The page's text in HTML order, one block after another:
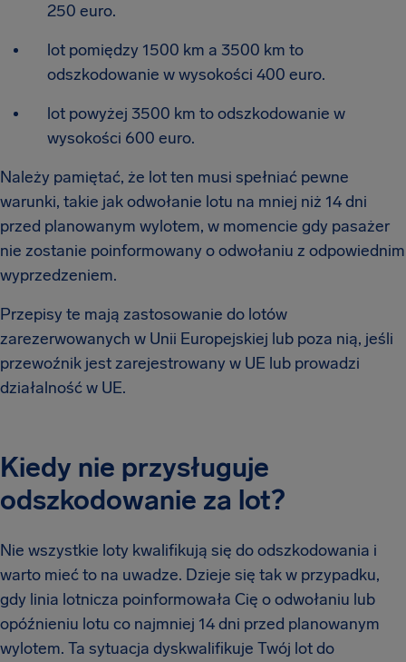
250 euro.
lot pomiędzy 1500 km a 3500 km to
odszkodowanie w wysokości 400 euro.
lot powyżej 3500 km to odszkodowanie w
wysokości 600 euro.
Należy pamiętać, że lot ten musi spełniać pewne
warunki, takie jak odwołanie lotu na mniej niż 14 dni
przed planowanym wylotem, w momencie gdy pasażer
nie zostanie poinformowany o odwołaniu z odpowiednim
wyprzedzeniem.
Przepisy te mają zastosowanie do lotów
zarezerwowanych w Unii Europejskiej lub poza nią, jeśli
przewoźnik jest zarejestrowany w UE lub prowadzi
działalność w UE.
Kiedy nie przysługuje
odszkodowanie za lot?
Nie wszystkie loty kwalifikują się do odszkodowania i
warto mieć to na uwadze. Dzieje się tak w przypadku,
gdy linia lotnicza poinformowała Cię o odwołaniu lub
opóźnieniu lotu co najmniej 14 dni przed planowanym
wylotem. Ta sytuacja dyskwalifikuje Twój lot do